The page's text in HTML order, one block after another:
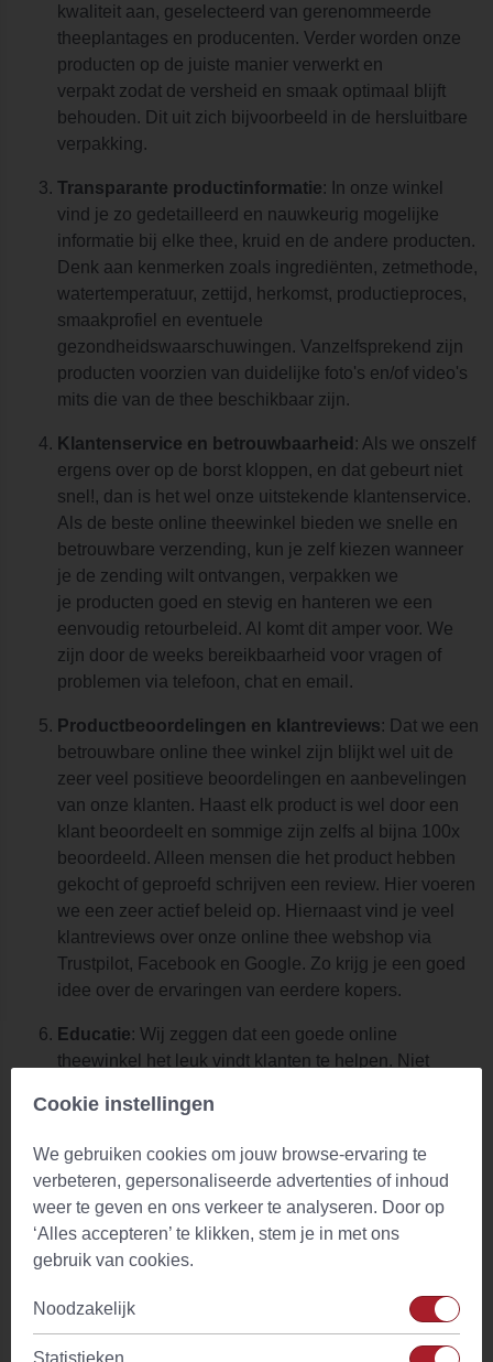
kwaliteit aan, geselecteerd van gerenommeerde
theeplantages en producenten. Verder worden onze
producten op de juiste manier verwerkt en
verpakt zodat de versheid en smaak optimaal blijft
behouden. Dit uit zich bijvoorbeeld in de hersluitbare
verpakking.
Transparante productinformatie: In onze winkel
vind je zo gedetailleerd en nauwkeurig mogelijke
informatie bij elke thee, kruid en de andere producten.
Denk aan kenmerken zoals ingrediënten, zetmethode,
watertemperatuur, zettijd, herkomst, productieproces,
smaakprofiel en eventuele
gezondheidswaarschuwingen. Vanzelfsprekend zijn
producten voorzien van duidelijke foto's en/of video's
mits die van de thee beschikbaar zijn.
Klantenservice en betrouwbaarheid : Als we onszelf
ergens over op de borst kloppen, en dat gebeurt niet
snel!, dan is het wel onze uitstekende klantenservice.
Als de beste online theewinkel bieden we snelle en
betrouwbare verzending, kun je zelf kiezen wanneer
je de zending wilt ontvangen, verpakken we
je producten goed en stevig en hanteren we een
eenvoudig retourbeleid. Al komt dit amper voor. We
zijn door de weeks bereikbaarheid voor vragen of
problemen via telefoon, chat en email.
Productbeoordelingen en klantreviews: Dat we een
betrouwbare online thee winkel zijn blijkt wel uit de
zeer veel positieve beoordelingen en aanbevelingen
van onze klanten. Haast elk product is wel door een
klant beoordeelt en sommige zijn zelfs al bijna 100x
beoordeeld. Alleen mensen die het product hebben
gekocht of geproefd schrijven een review. Hier voeren
we een zeer actief beleid op. Hiernaast vind je veel
klantreviews over onze online thee webshop via
Trustpilot, Facebook en Google. Zo krijg je een goed
idee over de ervaringen van eerdere kopers.
Educatie: Wij zeggen dat een goede online
theewinkel het leuk vindt klanten te helpen. Niet
aanbieden. Dat is ook de reden dat we via onze
inspiratie en informatie delen overalles over losse
thee. Hopelijk helpt ook jou dit om meer te leren over
thee en kruiden.
Verder vind je in onze thee webshop natuurlijk af een toe
winkelwagen of markeer je ze als favoriet.
Cookie instellingen
We gebruiken cookies om jouw browse-ervaring te
verbeteren, gepersonaliseerde advertenties of inhoud
weer te geven en ons verkeer te analyseren. Door op
‘Alles accepteren’ te klikken, stem je in met ons
gebruik van cookies.
Noodzakelijk
Statistieken